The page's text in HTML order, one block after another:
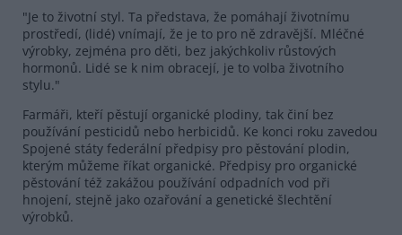
"Je to životní styl. Ta představa, že pomáhají životnímu
prostředí, (lidé) vnímají, že je to pro ně zdravější. Mléčné
výrobky, zejména pro děti, bez jakýchkoliv růstových
hormonů. Lidé se k nim obracejí, je to volba životního
stylu."
Farmáři, kteří pěstují organické plodiny, tak činí bez
používání pesticidů nebo herbicidů. Ke konci roku zavedou
Spojené státy federální předpisy pro pěstování plodin,
kterým můžeme říkat organické. Předpisy pro organické
pěstování též zakážou používání odpadních vod při
hnojení, stejně jako ozařování a genetické šlechtění
výrobků.